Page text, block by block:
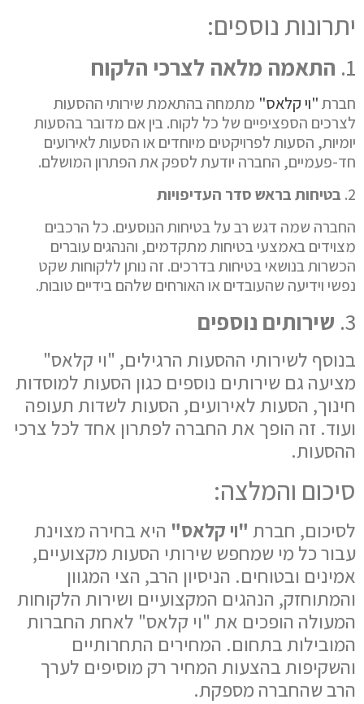
יתרונות נוספים:
1. התאמה מלאה לצרכי הלקוח
חברת"וי קלאס" מתמחה בהתאמת שירותי ההסעות
לצרכים הספציפיים של כל לקוח. בין אם מדובר בהסעות
יומיות, הסעות לפרויקטים מיוחדים או הסעות לאירועים
חד-פעמיים, החברה יודעת לספק את הפתרון המושלם.
2. בטיחות בראש סדר העדיפויות
החברה שמה דגש רב על בטיחות הנוסעים. כל הרכבים
מצוידים באמצעי בטיחות מתקדמים, והנהגים עוברים
הכשרות בנושאי בטיחות בדרכים. זה נותן ללקוחות שקט
נפשי וידיעה שהעובדים או האורחים שלהם בידיים טובות.
3. שירותים נוספים
בנוסף לשירותי ההסעות הרגילים, "וי קלאס"
מציעה גם שירותים נוספים כגון הסעות למוסדות
חינוך, הסעות לאירועים, הסעות לשדות תעופה
ועוד. זה הופך את החברה לפתרון אחד לכל צרכי
ההסעות.
סיכום והמלצה:
לסיכום, חברת "וי קלאס" היא בחירה מצוינת
עבור כל מי שמחפש שירותי הסעות מקצועיים,
אמינים ובטוחים. הניסיון הרב, הצי המגוון
והמתוחזק, הנהגים המקצועיים ושירות הלקוחות
המעולה הופכים את "וי קלאס" לאחת החברות
המובילות בתחום. המחירים התחרותיים
והשקיפות בהצעות המחיר רק מוסיפים לערך
הרב שהחברה מספקת.